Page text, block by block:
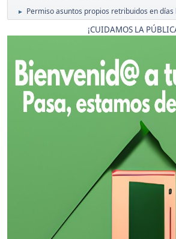
► Permiso asuntos propios retribuidos en días
¡CUIDAMOS LA